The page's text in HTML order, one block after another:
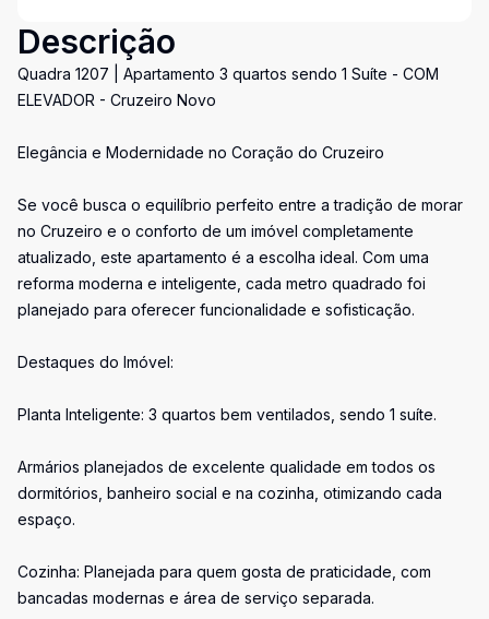
Descrição
Quadra 1207 | Apartamento 3 quartos sendo 1 Suíte - COM
ELEVADOR - Cruzeiro Novo
Elegância e Modernidade no Coração do Cruzeiro
Se você busca o equilíbrio perfeito entre a tradição de morar
no Cruzeiro e o conforto de um imóvel completamente
atualizado, este apartamento é a escolha ideal. Com uma
reforma moderna e inteligente, cada metro quadrado foi
planejado para oferecer funcionalidade e sofisticação.
Destaques do Imóvel:
Planta Inteligente: 3 quartos bem ventilados, sendo 1 suíte.
Armários planejados de excelente qualidade em todos os
dormitórios, banheiro social e na cozinha, otimizando cada
espaço.
Cozinha: Planejada para quem gosta de praticidade, com
bancadas modernas e área de serviço separada.